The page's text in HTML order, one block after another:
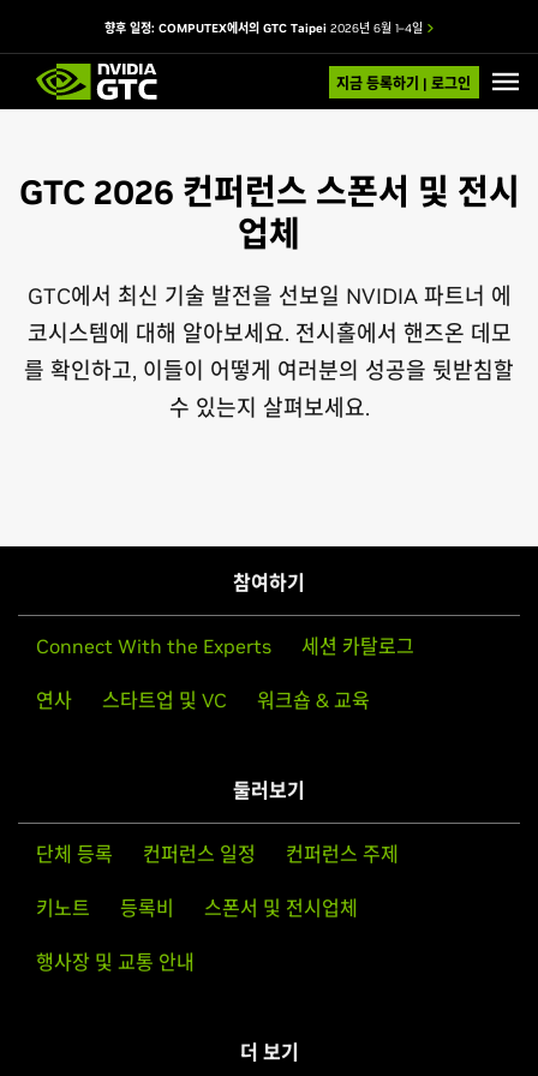
향후 일정: COMPUTEX에서의 GTC Taipei 2026년 6월 1–4일
지금 등록하기 | 로그인
GTC 2026 컨퍼런스 스폰서 및 전시
업체
GTC에서 최신 기술 발전을 선보일 NVIDIA 파트너 에
코시스템에 대해 알아보세요. 전시홀에서 핸즈온 데모
를 확인하고, 이들이 어떻게 여러분의 성공을 뒷받침할
수 있는지 살펴보세요.
참여하기
Connect With the Experts 세션 카탈로그
연사 스타트업 및 VC 워크숍 & 교육
둘러보기
단체 등록 컨퍼런스 일정 컨퍼런스 주제
키노트 등록비 스폰서 및 전시업체
행사장 및 교통 안내
더 보기